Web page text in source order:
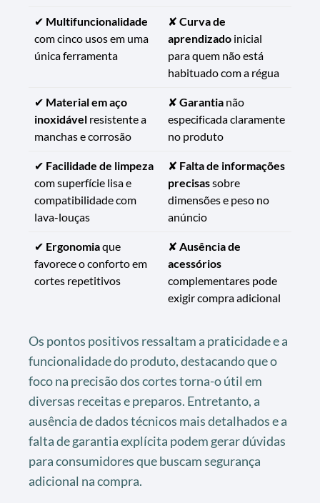
✔ Multifuncionalidade
com cinco usos em uma
única ferramenta
✘ Curva de
aprendizado inicial
para quem não está
habituado com a régua
✔ Material em aço
inoxidável resistente a
manchas e corrosão
✘ Garantia não
especificada claramente
no produto
✔ Facilidade de limpeza
com superfície lisa e
compatibilidade com
lava-louças
✘ Falta de informações
precisassobre
dimensões e peso no
anúncio
✔ Ergonomiaque
favorece o conforto em
cortes repetitivos
✘ Ausência de
acessórios
complementares pode
exigir compra adicional
Os pontos positivos ressaltam a praticidade e a
funcionalidade do produto, destacando que o
foco na precisão dos cortes torna-o útil em
diversas receitas e preparos. Entretanto, a
ausência de dados técnicos mais detalhados e a
falta de garantia explícita podem gerar dúvidas
para consumidores que buscam segurança
adicional na compra.